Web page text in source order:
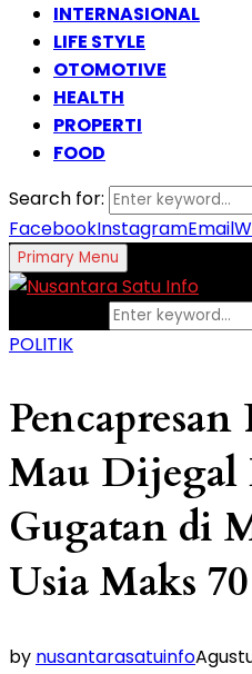
INTERNASIONAL
LIFE STYLE
OTOMOTIVE
HEALTH
PROPERTI
FOOD
Search for:
FacebookInstagramEmail
Primary Menu
POLITIK
Mau Dijegal
Gugatan di
Usia Maks 70
by nusantarasatuinfo